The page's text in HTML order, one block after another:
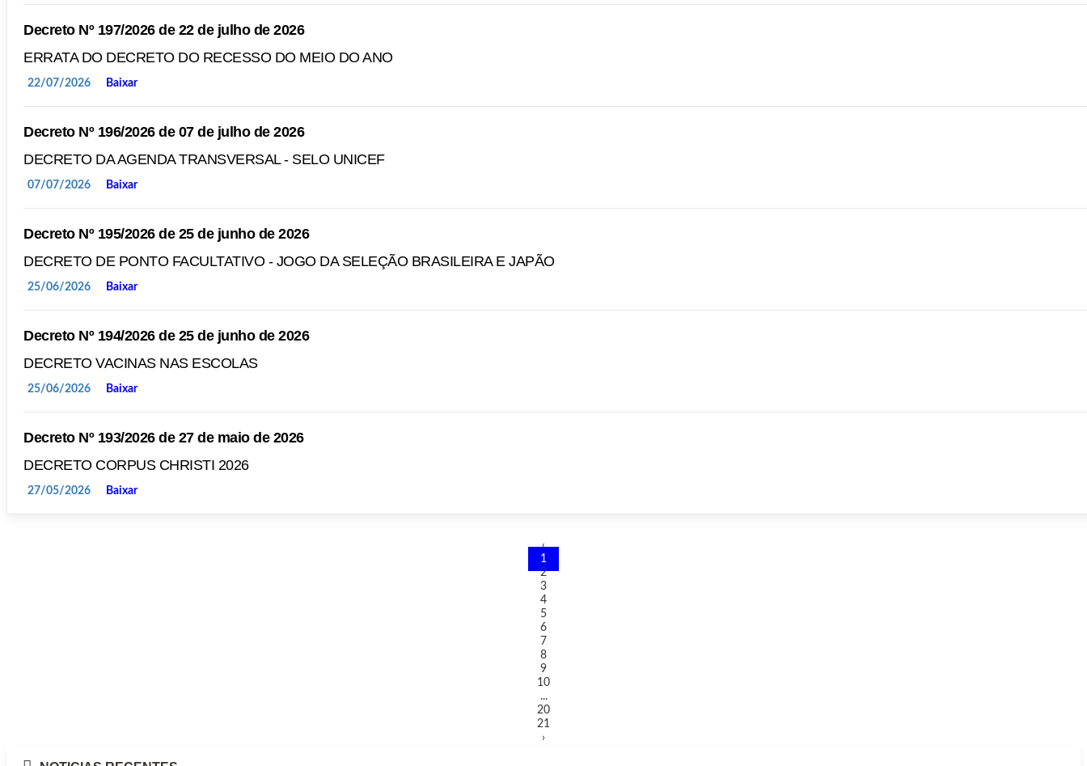
Decreto Nº 197/2026 de 22 de julho de 2026
ERRATA DO DECRETO DO RECESSO DO MEIO DO ANO
22/07/2026 Baixar
Decreto Nº 196/2026 de 07 de julho de 2026
DECRETO DA AGENDA TRANSVERSAL - SELO UNICEF
07/07/2026 Baixar
Decreto Nº 195/2026 de 25 de junho de 2026
DECRETO DE PONTO FACULTATIVO - JOGO DA SELEÇÃO BRASILEIRA E JAPÃO
25/06/2026 Baixar
Decreto Nº 194/2026 de 25 de junho de 2026
DECRETO VACINAS NAS ESCOLAS
25/06/2026 Baixar
Decreto Nº 193/2026 de 27 de maio de 2026
DECRETO CORPUS CHRISTI 2026
27/05/2026 Baixar
‹
1
2
3
4
5
6
7
8
9
10
...
20
21
›